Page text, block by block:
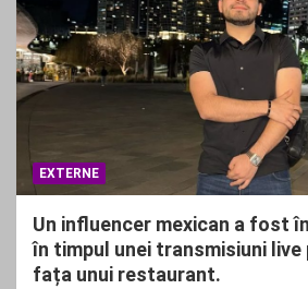
EXTERNE
Un influencer mexican a fost
în timpul unei transmisiuni live
fața unui restaurant.